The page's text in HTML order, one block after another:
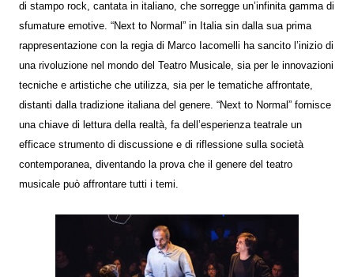
di stampo rock, cantata in italiano, che sorregge un’infinita gamma di
sfumature emotive. “Next to Normal” in Italia sin dalla sua prima
rappresentazione con la regia di Marco Iacomelli ha sancito l’inizio di
una rivoluzione nel mondo del Teatro Musicale, sia per le innovazioni
tecniche e artistiche che utilizza, sia per le tematiche affrontate,
distanti dalla tradizione italiana del genere. “Next to Normal” fornisce
una chiave di lettura della realtà, fa dell’esperienza teatrale un
efficace strumento di discussione e di riflessione sulla società
contemporanea, diventando la prova che il genere del teatro
musicale può affrontare tutti i temi.